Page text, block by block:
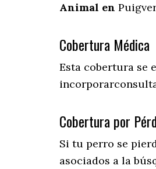
Animal en
Cobertura Médica
Esta cobertura se
Cobertura por
Si tu perro se
asociados a la